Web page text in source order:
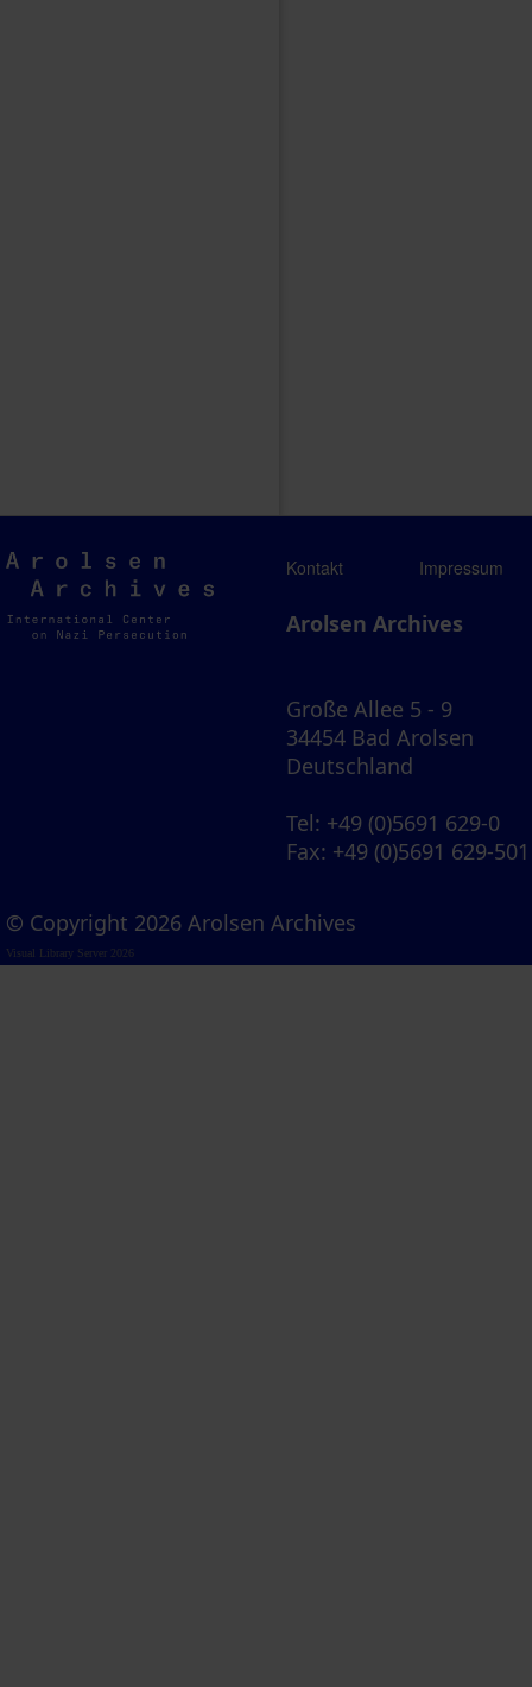
Arolsen
Archives
Kontakt Impressum
Arolsen Archives
Große Allee 5 - 9
34454 Bad Arolsen
Deutschland
Tel: +49 (0)5691 629-0
Fax: +49 (0)5691 629-501
© Copyright 2026 Arolsen Archives
Visual Library Server 2026